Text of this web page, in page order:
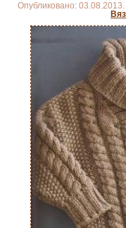
Опубликовано: